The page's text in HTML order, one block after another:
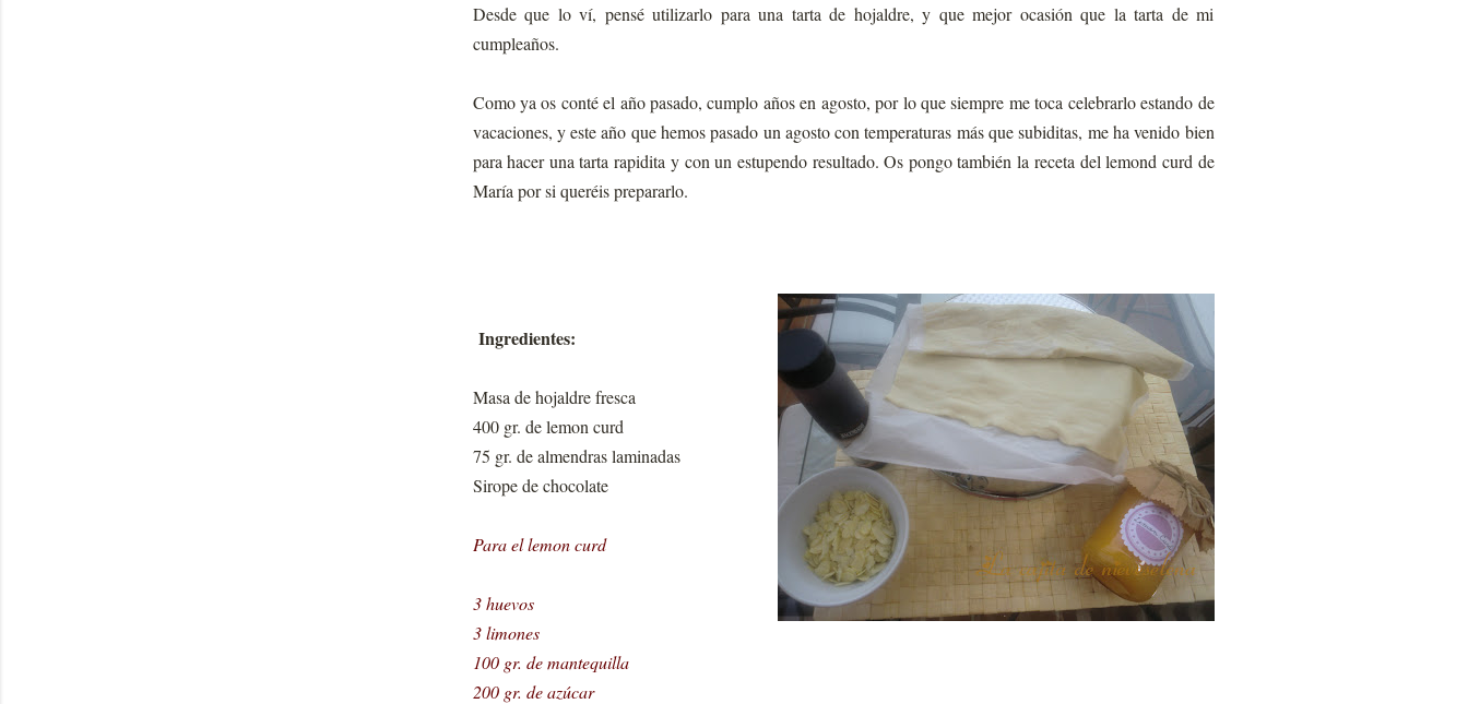
Desde que lo ví, pensé utilizarlo para una tarta de hojaldre, y que mejor ocasión que la tarta de mi
cumpleaños.
Como ya os conté el año pasado, cumplo años en agosto, por lo que siempre me toca celebrarlo estando de
vacaciones, y este año que hemos pasado un agosto con temperaturas más que subiditas, me ha venido bien
para hacer una tarta rapidita y con un estupendo resultado. Os pongo también la receta del lemond curd de
María por si queréis prepararlo.
Ingredientes:
Masa de hojaldre fresca
400 gr. de lemon curd
75 gr. de almendras laminadas
Sirope de chocolate
Para el lemon curd
3 huevos
3 limones
100 gr. de mantequilla
200 gr. de azúcar